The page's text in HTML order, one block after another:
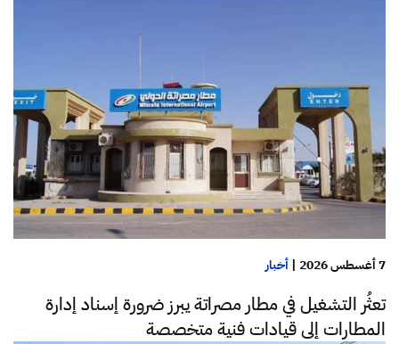
7 أغسطس 2026 | أخبار
تعثُر التشغيل في مطار مصراتة يبرز ضرورة إسناد إدارة
المطارات إلى قيادات فنية متخصصة